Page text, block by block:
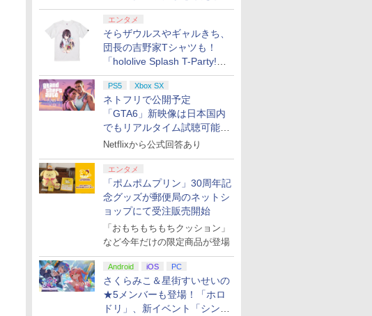
ャンペーン開催！
エンタメ
そらザウルスやギャルきち、
団長の吉野家Tシャツも！
「hololive Splash T-Party!」
全Tシャツラインナップ公開
＆オンライン販売開始
PS5 Xbox SX
ネトフリで公開予定
「GTA6」新映像は日本国内
でもリアルタイム試聴可能。
しかも日本語字幕付き
Netflixから公式回答あり
エンタメ
「ポムポムプリン」30周年記
念グッズが郵便局のネットシ
ョップにて受注販売開始
「おもちもちもちクッション」
など今年だけの限定商品が登場
Android iOS PC
さくらみこ＆星街すいせいの
★5メンバーも登場！「ホロ
ドリ」、新イベント「シンク